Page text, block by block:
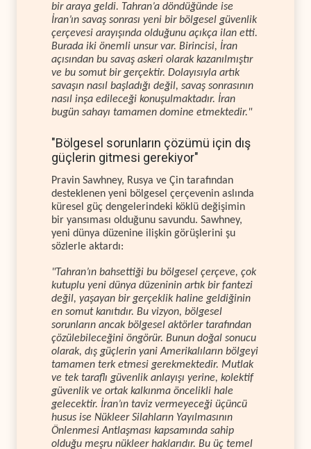
bir araya geldi. Tahran’a döndüğünde ise
İran’ın savaş sonrası yeni bir bölgesel güvenlik
çerçevesi arayışında olduğunu açıkça ilan etti.
Burada iki önemli unsur var. Birincisi, İran
açısından bu savaş askeri olarak kazanılmıştır
ve bu somut bir gerçektir. Dolayısıyla artık
savaşın nasıl başladığı değil, savaş sonrasının
nasıl inşa edileceği konuşulmaktadır. İran
bugün sahayı tamamen domine etmektedir."
"Bölgesel sorunların çözümü için dış
güçlerin gitmesi gerekiyor"
Pravin Sawhney, Rusya ve Çin tarafından
desteklenen yeni bölgesel çerçevenin aslında
küresel güç dengelerindeki köklü değişimin
bir yansıması olduğunu savundu. Sawhney,
yeni dünya düzenine ilişkin görüşlerini şu
sözlerle aktardı:
"Tahran’ın bahsettiği bu bölgesel çerçeve, çok
kutuplu yeni dünya düzeninin artık bir fantezi
değil, yaşayan bir gerçeklik haline geldiğinin
en somut kanıtıdır. Bu vizyon, bölgesel
sorunların ancak bölgesel aktörler tarafından
çözülebileceğini öngörür. Bunun doğal sonucu
olarak, dış güçlerin yani Amerikalıların bölgeyi
tamamen terk etmesi gerekmektedir. Mutlak
ve tek taraflı güvenlik anlayışı yerine, kolektif
güvenlik ve ortak kalkınma öncelikli hale
gelecektir. İran’ın taviz vermeyeceği üçüncü
husus ise Nükleer Silahların Yayılmasının
Önlenmesi Antlaşması kapsamında sahip
olduğu meşru nükleer haklarıdır. Bu üç temel